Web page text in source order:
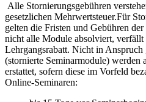
Alle Stornierungsgebühren
gesetzlichen Mehrwertsteuer.Für
gelten die Fristen und Gebühren
nicht alle Module absolviert, verfällt
Lehrgangsrabatt. Nicht in Anspruch
(stornierte Seminarmodule) werden
erstattet, sofern diese im Vorfeld
Online-Seminaren: